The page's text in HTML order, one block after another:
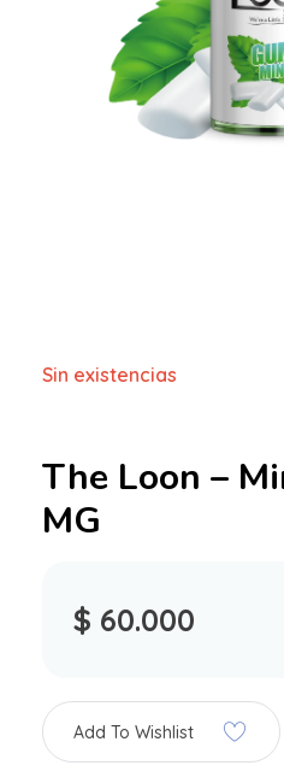
The Loon –
MG
$ 60.000
Sin existencias
Add To Wishlist